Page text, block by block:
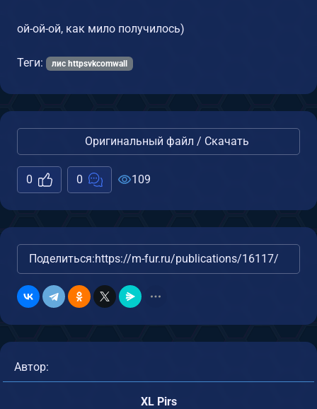
ой-ой-ой, как мило получилось)
Теги: лис httpsvkcomwall
Оригинальный файл / Скачать
0 0 109
Поделиться:https://m-fur.ru/publications/16117/
Автор:
XL Pirs